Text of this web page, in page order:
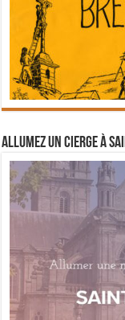
Allumez un cierge à